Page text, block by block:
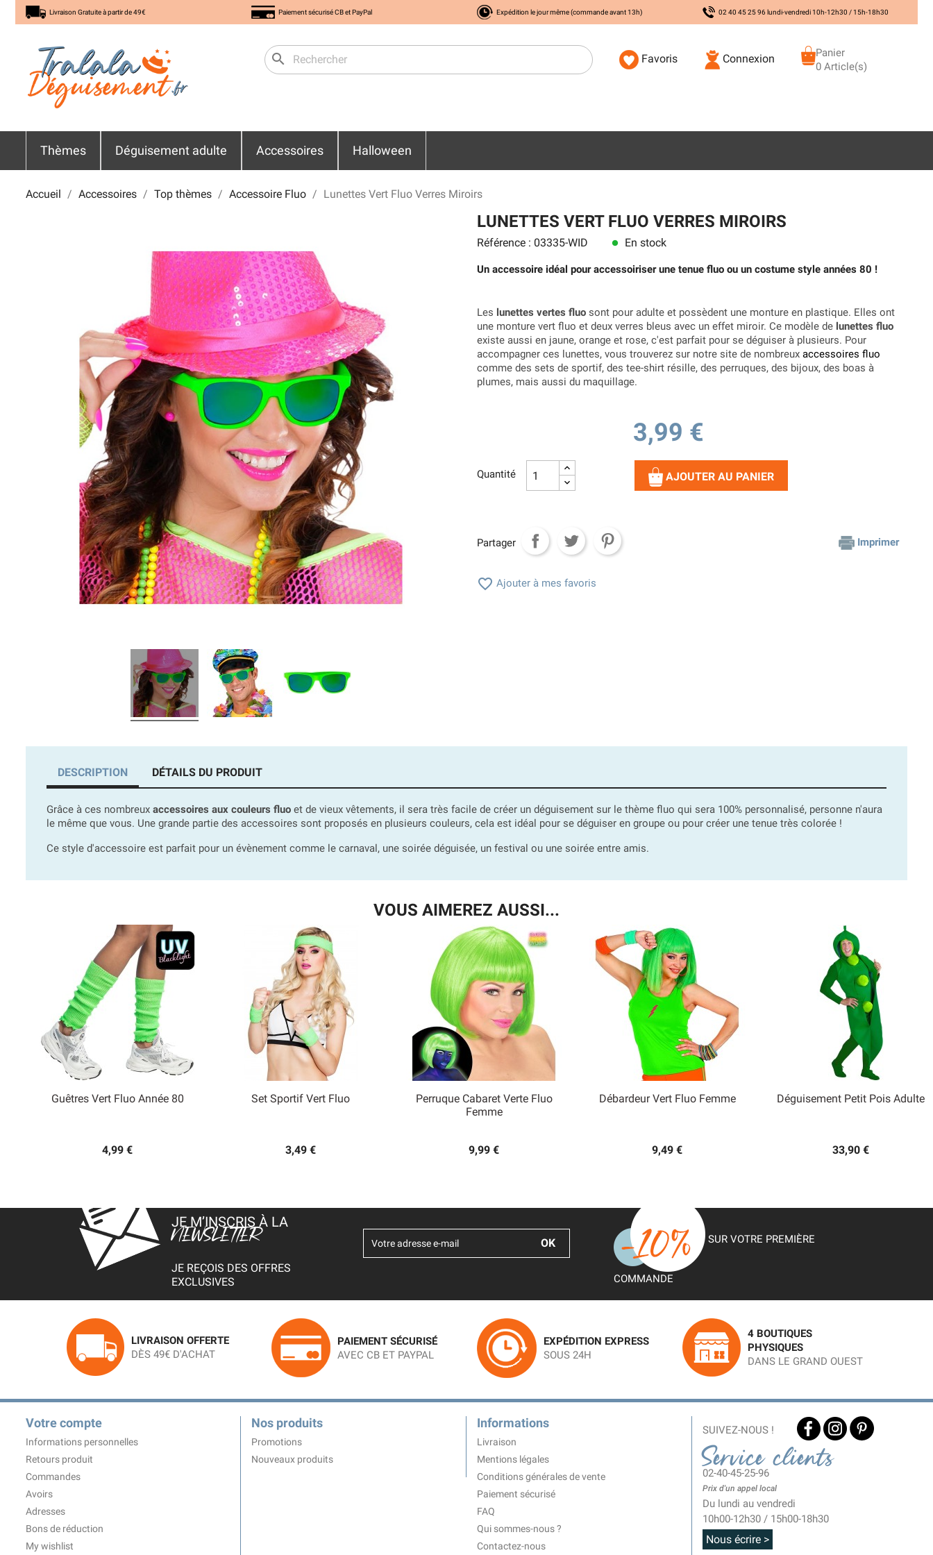
Livraison Gratuite à partir de 49€ Paiement sécurisé CB et PayPal Expédition le jour même (commande avant 13h) 02 40 45 25 96 lundi-vendredi 10h-12h30 / 15h-18h30
search Favoris Connexion
Panier
0 Article(s)
Thèmes Déguisement adulte Accessoires Halloween
Accueil Accessoires Top thèmes Accessoire Fluo Lunettes Vert Fluo Verres Miroirs
LUNETTES VERT FLUO VERRES MIROIRS
Référence : 03335-WID lens En stock
Un accessoire idéal pour accessoiriser une tenue fluo ou un costume style années 80 !
Les lunettes vertes fluo sont pour adulte et possèdent une monture en plastique. Elles ont
une monture vert fluo et deux verres bleus avec un effet miroir. Ce modèle de lunettes fluo
existe aussi en jaune, orange et rose, c'est parfait pour se déguiser à plusieurs. Pour
accompagner ces lunettes, vous trouverez sur notre site de nombreux accessoires fluo
comme des sets de sportif, des tee-shirt résille, des perruques, des bijoux, des boas à
plumes, mais aussi du maquillage.
3,99 €
Quantité AJOUTER AU PANIER
Partager Imprimer
 Ajouter à mes favoris
DESCRIPTION DÉTAILS DU PRODUIT
Grâce à ces nombreux accessoires aux couleurs fluo et de vieux vêtements, il sera très facile de créer un déguisement sur le thème fluo qui sera 100% personnalisé, personne n'aura
le même que vous. Une grande partie des accessoires sont proposés en plusieurs couleurs, cela est idéal pour se déguiser en groupe ou pour créer une tenue très colorée !
Ce style d'accessoire est parfait pour un évènement comme le carnaval, une soirée déguisée, un festival ou une soirée entre amis.
VOUS AIMEREZ AUSSI...
Guêtres Vert Fluo Année 80
4,99 €
Set Sportif Vert Fluo
3,49 €
Perruque Cabaret Verte Fluo
Femme
9,99 €
Aperçu rapide
Débardeur Vert Fluo Femme
9,49 €
Déguisement Petit Pois Adulte
33,90 €
JE M’INSCRIS À LA
NEWSLETTER
JE REÇOIS DES OFFRES
EXCLUSIVES
SUR VOTRE PREMIÈRE
COMMANDE
LIVRAISON OFFERTE
DÈS 49€ D'ACHAT
PAIEMENT SÉCURISÉ
AVEC CB ET PAYPAL
EXPÉDITION EXPRESS
SOUS 24H
4 BOUTIQUES
PHYSIQUES
DANS LE GRAND OUEST
Votre compte
Informations personnelles
Retours produit
Commandes
Avoirs
Adresses
Bons de réduction
My wishlist
Nos produits
Promotions
Nouveaux produits
Informations
Livraison
Mentions légales
Conditions générales de vente
Paiement sécurisé
FAQ
Qui sommes-nous ?
Contactez-nous
SUIVEZ-NOUS !
Service clients
02-40-45-25-96
Prix d'un appel local
Du lundi au vendredi
10h00-12h30 / 15h00-18h30
Nous écrire >